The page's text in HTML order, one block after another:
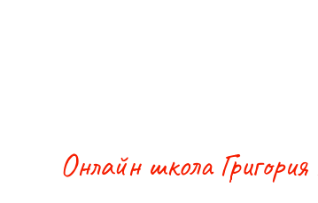
Онлайн школа Григория